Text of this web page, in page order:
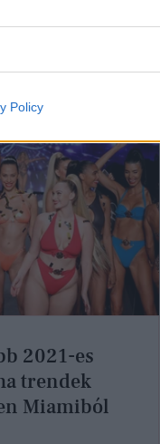
Policy
2021-es
trendek
Miamiból